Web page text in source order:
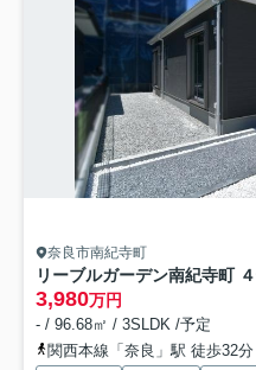
奈良市南紀寺町
リーブルガーデン南紀寺町
3,980万円
- / 96.68㎡ / 3SLDK /予定
関西本線「奈良」駅 徒歩32分